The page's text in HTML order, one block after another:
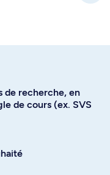
de recherche, en
de cours (ex. SVS